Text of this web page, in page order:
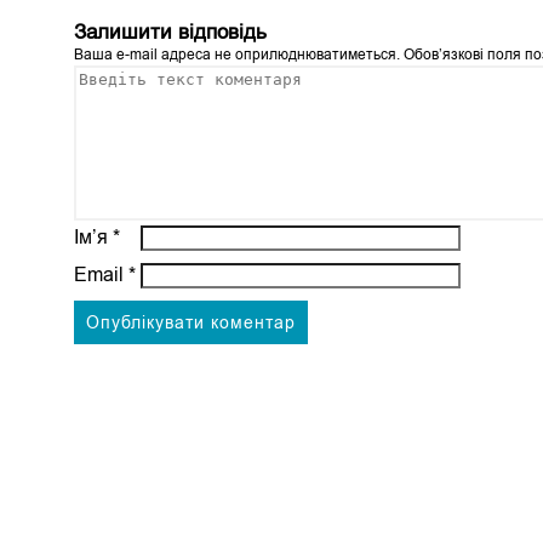
Залишити відповідь
Ваша e-mail адреса не оприлюднюватиметься. Обов’язкові поля
Ім’я*
Email*